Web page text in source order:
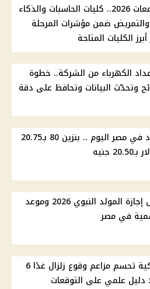
تنسيق الجامعات 2026.. كليات الحاسبات والذكاء
ضمن مؤشرات المرحلة
الكليات المتاحة
الكهرباء من الشركة.. خطوة
وتحدّث البيانات وتحافظ على دقة
أسعار الوقود في مصر اليوم .. بنزين 80 بـ20.75
جنيه
موقف ترحيل إجازة المولد النبوي 2026 وموعد
في مصر
البحوث الفلكية تحسم مزاعم وقوع زلزال غدًا 6
علمي على التوقعات